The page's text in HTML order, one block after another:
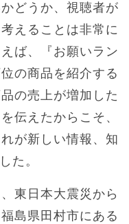
どうか、視聴者が
えることは非常に
ば、『お願いラン
の商品を紹介する
の売上が増加した
伝えたからこそ、
が新しい情報、知
た。
東日本大震災から
島県田村市にある